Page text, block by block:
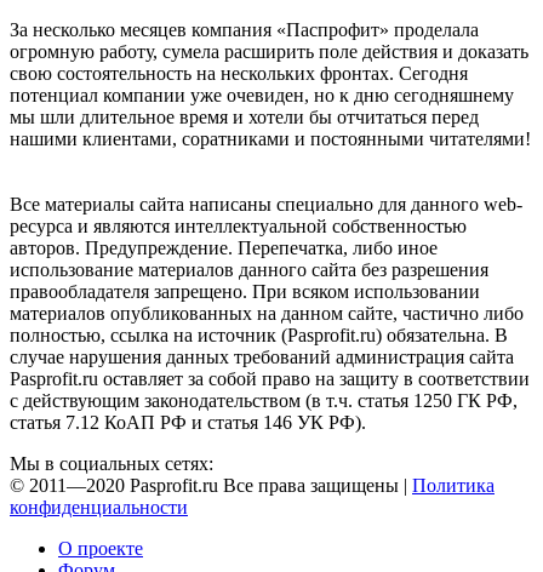
За несколько месяцев компания «Паспрофит» проделала
огромную работу, сумела расширить поле действия и доказать
свою состоятельность на нескольких фронтах. Сегодня
потенциал компании уже очевиден, но к дню сегодняшнему
мы шли длительное время и хотели бы отчитаться перед
нашими клиентами, соратниками и постоянными читателями!
Все материалы сайта написаны специально для данного web-
ресурса и являются интеллектуальной собственностью
авторов. Предупреждение. Перепечатка, либо иное
использование материалов данного сайта без разрешения
правообладателя запрещено. При всяком использовании
материалов опубликованных на данном сайте, частично либо
полностью, ссылка на источник (Pasprofit.ru) обязательна. В
случае нарушения данных требований администрация сайта
Pasprofit.ru оставляет за собой право на защиту в соответствии
с действующим законодательством (в т.ч. статья 1250 ГК РФ,
статья 7.12 КоАП РФ и статья 146 УК РФ).
Мы в социальных сетях:
© 2011—2020 Pasprofit.ru Все права защищены | Политика
конфиденциальности
О проекте